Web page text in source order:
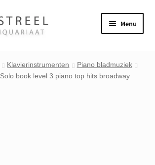
Menu
Klavierinstrumenten
Piano bladmuziek
Solo book level 3 piano top hits broadway